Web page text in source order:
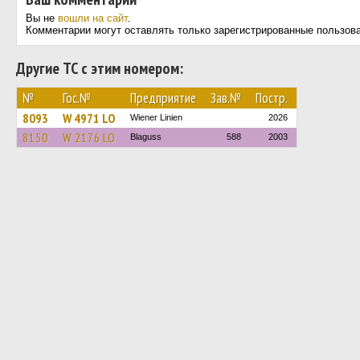
Вы не вошли на сайт.
Комментарии могут оставлять только зарегистрированные
Другие ТС с этим номером:
№ Гос.№ Предприятие Зав.№ Постр.
8093 W 4971 LO Wiener Linien 2026
8150 W 2176 LO Blaguss 588 2003